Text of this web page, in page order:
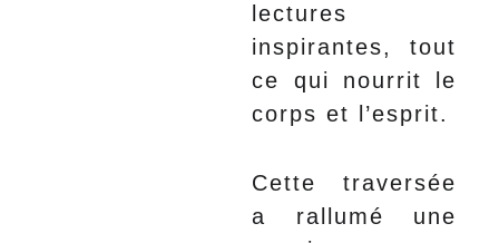
lectures
inspirantes, tout
ce qui nourrit le
corps et l’esprit.
Cette traversée
a rallumé une